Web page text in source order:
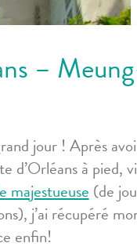
–
jour ! Après
d’Orléans à pied,
majestueuse (de
j’ai récupéré
enfin!